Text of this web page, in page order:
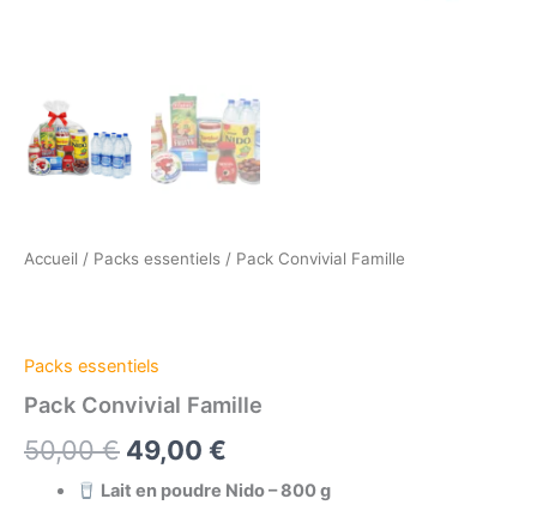
Accueil / Packs essentiels / Pack Convivial Famille
Packs essentiels
Pack Convivial Famille
50,00€ Le
prix
49,00 €
prix
Lait en poudre Nido – 800 g